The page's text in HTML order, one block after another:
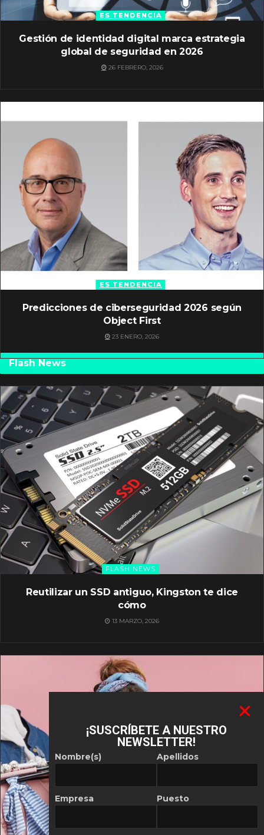
ES TENDENCIA
Gestión de identidad digital marca estrategia
global de seguridad en 2026
26 FEBRERO, 2026
ES TENDENCIA
Predicciones de ciberseguridad 2026 según
Object First
23 ENERO, 2026
Flash News
FLASH NEWS
Reutilizar un SSD antiguo, Kingston te dice
cómo
13 MARZO, 2026
¡SUSCRÍBETE A NUESTRO
NEWSLETTER!
Nombre(s)
Empresa
Apellidos
Puesto